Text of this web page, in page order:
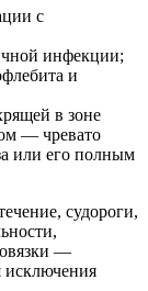
с
инфекции;
и
в зоне
— чревато
или его полным
судороги,
—
исключения